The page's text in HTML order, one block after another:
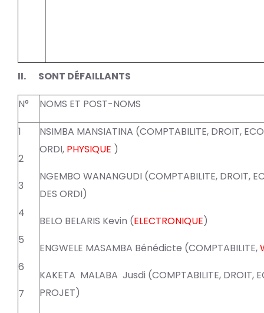
II. SONT DÉFAILLANTS
N° NOMS ET POST-NOMS
1
2
3
4
5
6
7
NSIMBA MANSIATINA (COMPTABILITE, DROIT,
ORDI, PHYSIQUE )
NGEMBO WANANGUDI (COMPTABILITE, DROIT,
DES ORDI)
BELO BELARIS Kevin (ELECTRONIQUE)
ENGWELE MASAMBA Bénédicte (COMPTABILITE,
KAKETA MALABA Jusdi (COMPTABILITE, DROIT,
PROJET)